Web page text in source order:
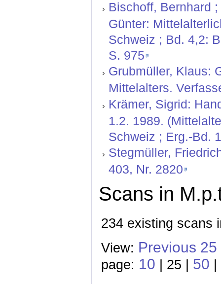
Bischoff, Bernhard
Günter:
Schweiz ; Bd. 4,2:
S. 975
Grubmüller, Klaus:
Mittelalters.
Krämer, Sigrid:
1.2. 1989.
Schweiz ; Erg.-Bd.
Stegmüller,
403, Nr. 2820
Scans in
234 existing scans
View: Previous 25
page: 10 | 25 | 50